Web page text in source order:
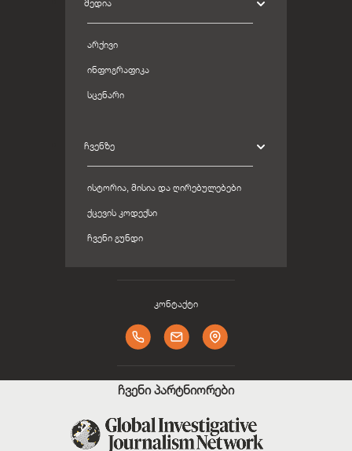
ᲛᲔᲓᲘᲐ
ᲐᲠᲥᲘᲕᲘ
ᲘᲜᲤᲝᲒᲠᲐᲤᲘᲙᲐ
ᲡᲪᲔᲜᲐᲠᲘ
ᲩᲕᲔᲜᲖᲔ
ᲘᲡᲢᲝᲠᲘᲐ, ᲛᲘᲡᲘᲐ ᲓᲐ ᲦᲘᲠᲔᲑᲣᲚᲔᲑᲔᲑᲘ
ᲥᲪᲔᲕᲘᲡ ᲙᲝᲓᲔᲥᲡᲘ
ᲩᲕᲔᲜᲘ ᲒᲣᲜᲓᲘ
კონტაქტი
ჩვენი პარტნიორები